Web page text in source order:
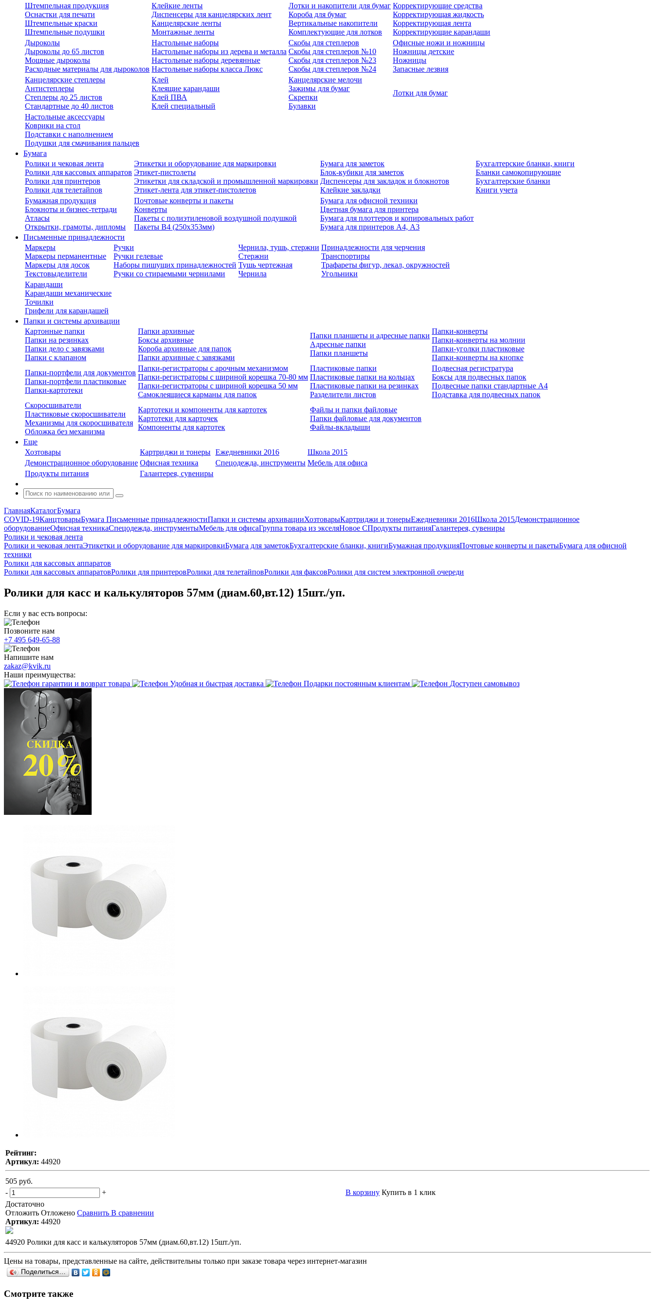
Штемпельная продукция
Оснастки для печати
Штемпельные краски
Штемпельные подушки
Клейкие ленты
Диспенсеры для канцелярских лент
Канцелярские ленты
Монтажные ленты
Лотки и накопители для бумаг
Короба для бумаг
Вертикальные накопители
Комплектующие для лотков
Корректирующие средства
Корректирующая жидкость
Корректирующая лента
Корректирующие карандаши
Дыроколы
Дыроколы до 65 листов
Мощные дыроколы
Расходные материалы для дыроколов
Настольные наборы
Настольные наборы из дерева и металла
Настольные наборы деревянные
Настольные наборы класса Люкс
Скобы для степлеров
Скобы для степлеров №10
Скобы для степлеров №23
Скобы для степлеров №24
Офисные ножи и ножницы
Ножницы детские
Ножницы
Запасные лезвия
Канцелярские степлеры
Антистеплеры
Степлеры до 25 листов
Стандартные до 40 листов
Клей
Клеящие карандаши
Клей ПВА
Клей специальный
Канцелярские мелочи
Зажимы для бумаг
Скрепки
Булавки
Лотки для бумаг
Настольные аксессуары
Коврики на стол
Подставки с наполнением
Подушки для смачивания пальцев
Бумага
Ролики и чековая лента
Ролики для кассовых аппаратов
Ролики для принтеров
Ролики для телетайпов
Этикетки и оборудование для маркировки
Этикет-пистолеты
Этикетки для складской и промышленной маркировки
Этикет-лента для этикет-пистолетов
Бумага для заметок
Блок-кубики для заметок
Диспенсеры для закладок и блокнотов
Клейкие закладки
Бухгалтерские бланки, книги
Бланки самокопирующие
Бухгалтерские бланки
Книги учета
Бумажная продукция
Блокноты и бизнес-тетради
Атласы
Открытки, грамоты, дипломы
Почтовые конверты и пакеты
Конверты
Пакеты с полиэтиленовой воздушной подушкой
Пакеты В4 (250х353мм)
Бумага для офисной техники
Цветная бумага для принтера
Бумага для плоттеров и копировальных работ
Бумага для принтеров А4, А3
Письменные принадлежности
Маркеры
Маркеры перманентные
Маркеры для досок
Текстовыделители
Ручки
Ручки гелевые
Наборы пишущих принадлежностей
Ручки со стираемыми чернилами
Чернила, тушь, стержни
Стержни
Тушь чертежная
Чернила
Принадлежности для черчения
Транспортиры
Трафареты фигур, лекал, окружностей
Угольники
Карандаши
Карандаши механические
Точилки
Грифели для карандашей
Папки и системы архивации
Картонные папки
Папки на резинках
Папки дело с завязками
Папки с клапаном
Папки архивные
Боксы архивные
Короба архивные для папок
Папки архивные с завязками
Папки планшеты и адресные папки
Адресные папки
Папки планшеты
Папки-конверты
Папки-конверты на молнии
Папки-уголки пластиковые
Папки-конверты на кнопке
Папки-портфели для документов
Папки-портфели пластиковые
Папки-картотеки
Папки-регистраторы с арочным механизмом
Папки-регистраторы с шириной корешка 70-80 мм
Папки-регистраторы с шириной корешка 50 мм
Самоклеящиеся карманы для папок
Пластиковые папки
Пластиковые папки на кольцах
Пластиковые папки на резинках
Разделители листов
Подвесная регистратура
Боксы для подвесных папок
Подвесные папки стандартные А4
Подставка для подвесных папок
Скоросшиватели
Пластиковые скоросшиватели
Механизмы для скоросшивателя
Обложка без механизма
Картотеки и компоненты для картотек
Картотеки для карточек
Компоненты для картотек
Файлы и папки файловые
Папки файловые для документов
Файлы-вкладыши
Еще
Хозтовары
Картриджи и тонеры Ежедневники 2016
Школа 2015
Демонстрационное оборудование Офисная техника Спецодежда, инструменты Мебель для офиса
Продукты питания
Галантерея, сувениры
ГлавнаяКаталогБумага
COVID-19КанцтоварыБумага Письменные принадлежностиПапки и системы архивацииХозтоварыКартриджи и тонерыЕжедневники 2016Школа 2015Демонстрационное
оборудованиеОфисная техникаСпецодежда, инструментыМебель для офисаГруппа товара из экселяНовое СПродукты питанияГалантерея, сувениры
Ролики и чековая лента
Ролики и чековая лентаЭтикетки и оборудование для маркировкиБумага для заметокБухгалтерские бланки, книгиБумажная продукцияПочтовые конверты и пакетыБумага для офисной
техники
Ролики для кассовых аппаратов
Ролики для кассовых аппаратовРолики для принтеровРолики для телетайповРолики для факсовРолики для систем электронной очереди
Ролики для касс и калькуляторов 57мм (диам.60,вт.12) 15шт./уп.
Если у вас есть вопросы:
Позвоните нам
+7 495 649-65-88
Напишите нам
zakaz@kvik.ru
Наши преимущества:
гарантии и возврат товара
Удобная и быстрая доставка Подарки постоянным клиентам Доступен самовывоз
Рейтинг:
Артикул: 44920
505 руб.
-
+ В корзину Купить в 1 клик
Достаточно
Отложить Отложено Сравнить В сравнении
Артикул: 44920
44920 Ролики для касс и калькуляторов 57мм (диам.60,вт.12) 15шт./уп.
Цены на товары, представленные на сайте, действительны только при заказе товара через интернет-магазин
Поделиться…
Смотрите также